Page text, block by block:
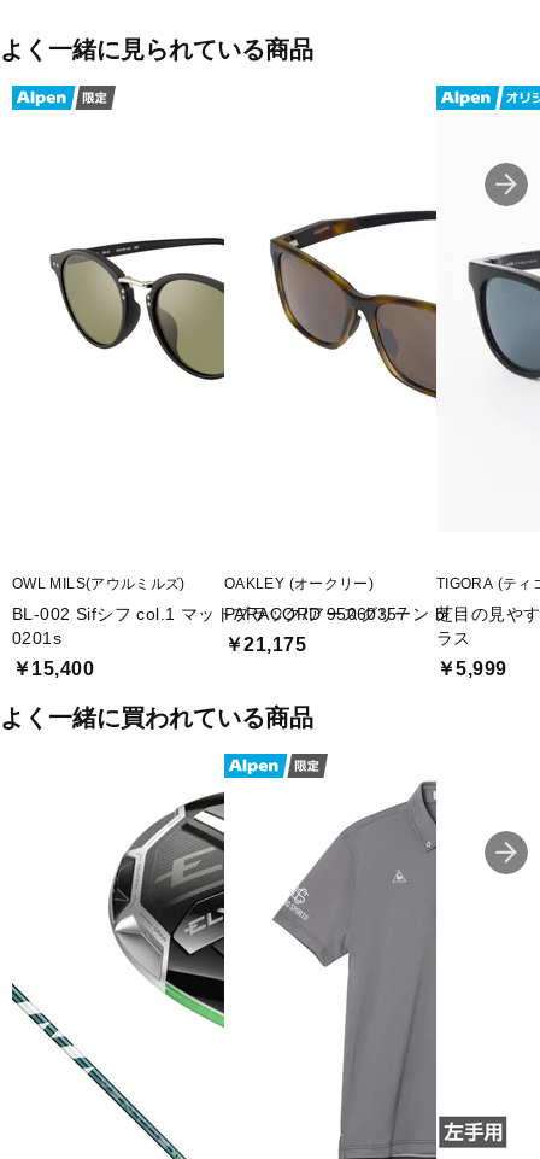
■付属品：専用ケース
■重量：約20g
よく一緒に見られている商品
OWL MILS(アウルミルズ)
BL-002 Sifシフ col.1 マットブラック/アースグリーン bl
0201s
￥15,400
OAKLEY (オークリー)
PARACORD 95060357
￥21,175
TIGORA (ティ
芝目の見や
ラス
￥5,999
よく一緒に買われている商品